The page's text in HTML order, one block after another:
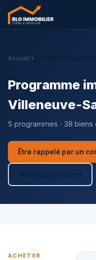
Accueil
Programme
Villeneuve-
5 programmes · 38 biens
Être rappelé par un
Voir tous les biens
ACHETER